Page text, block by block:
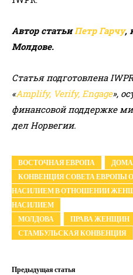
Автор статьиПетр Гарчу,
Молдове.
Статья подготовлена
«Amplify, Verify, Engage»,
финансовой поддержке
дел Норвегии.
ВОСТОЧНАЯ ЕВРОПА
КОНВЕНЦИЯ СОВЕТА ЕВРОПЫ
НАСИЛИЕМ В ОТНОШЕНИИ
НАСИЛИЕМ
МОЛДОВА
ПРАВА ЖЕНЩИН
СТАМБУЛЬСКАЯ КОНВЕНЦИЯ
Предыдущая статья